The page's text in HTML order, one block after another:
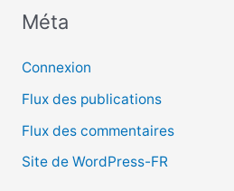
:Méta
Connexion
Flux des publications
Flux des commentaires
Site de WordPress-FR